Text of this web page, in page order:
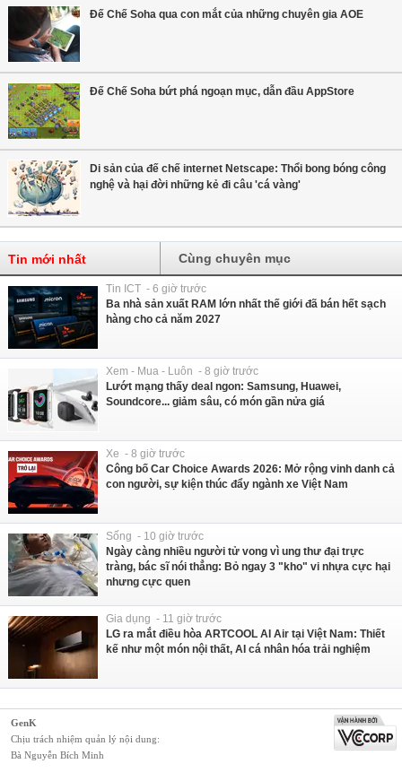
Đế Chế Soha qua con mắt của những chuyên gia AOE
Đế Chế Soha bứt phá ngoạn mục, dẫn đầu AppStore
Di sản của đế chế internet Netscape: Thổi bong bóng công
nghệ và hại đời những kẻ đi câu 'cá vàng'
Tin mới nhất Cùng chuyên mục
Tin ICT - 6 giờ trước
Ba nhà sản xuất RAM lớn nhất thế giới đã bán hết sạch
hàng cho cả năm 2027
Xem - Mua - Luôn - 8 giờ trước
Lướt mạng thấy deal ngon: Samsung, Huawei,
Soundcore... giảm sâu, có món gần nửa giá
Xe - 8 giờ trước
Công bố Car Choice Awards 2026: Mở rộng vinh danh cả
con người, sự kiện thúc đẩy ngành xe Việt Nam
Sống - 10 giờ trước
Ngày càng nhiều người tử vong vì ung thư đại trực
tràng, bác sĩ nói thẳng: Bỏ ngay 3 "kho" vi nhựa cực hại
nhưng cực quen
Gia dụng - 11 giờ trước
LG ra mắt điều hòa ARTCOOL AI Air tại Việt Nam: Thiết
kế như một món nội thất, AI cá nhân hóa trải nghiệm
GenK
Chịu trách nhiệm quản lý nội dung:
Bà Nguyễn Bích Minh